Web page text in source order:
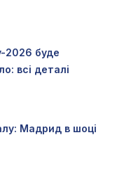
2026 буде
всі деталі
Мадрид в шоці